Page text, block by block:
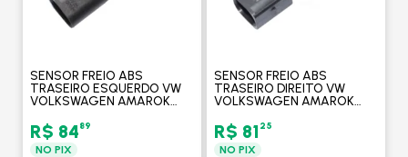
SENSOR FREIO ABS
TRASEIRO ESQUERDO VW
VOLKSWAGEN AMAROK
MAXAUTO
R$ 8489
NO PIX
SENSOR FREIO ABS
TRASEIRO DIREITO VW
VOLKSWAGEN AMAROK
MAXAUTO
R$ 81 25
NO PIX